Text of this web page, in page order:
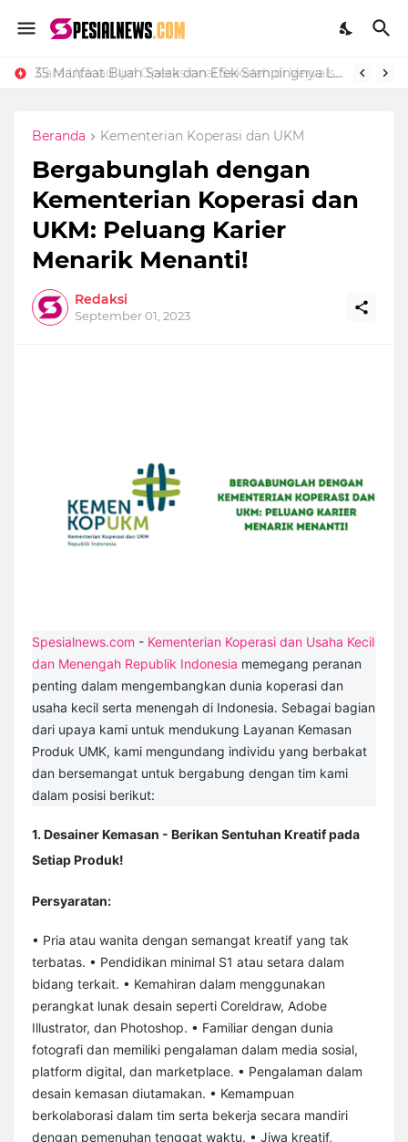
35 Manfaat Buah Salak dan Efek Sampingnya Lengkap
Cara Upload Ijin Operasional Sekolah di Vervalsp Secara Online
Beranda Kementerian Koperasi dan UKM
Bergabunglah dengan
Kementerian Koperasi dan
UKM: Peluang Karier
Menarik Menanti!
Redaksi
September 01, 2023
Spesialnews.com - Kementerian Koperasi dan Usaha Kecil
dan Menengah Republik Indonesia memegang peranan
penting dalam mengembangkan dunia koperasi dan
usaha kecil serta menengah di Indonesia. Sebagai bagian
dari upaya kami untuk mendukung Layanan Kemasan
Produk UMK, kami mengundang individu yang berbakat
dan bersemangat untuk bergabung dengan tim kami
dalam posisi berikut:
1. Desainer Kemasan - Berikan Sentuhan Kreatif pada
Setiap Produk!
Persyaratan:
• Pria atau wanita dengan semangat kreatif yang tak
terbatas. • Pendidikan minimal S1 atau setara dalam
bidang terkait. • Kemahiran dalam menggunakan
perangkat lunak desain seperti Coreldraw, Adobe
Illustrator, dan Photoshop. • Familiar dengan dunia
fotografi dan memiliki pengalaman dalam media sosial,
platform digital, dan marketplace. • Pengalaman dalam
desain kemasan diutamakan. • Kemampuan
berkolaborasi dalam tim serta bekerja secara mandiri
dengan pemenuhan tenggat waktu. • Jiwa kreatif,